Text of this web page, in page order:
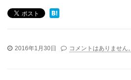
2016年1月30日 コメントはありません。